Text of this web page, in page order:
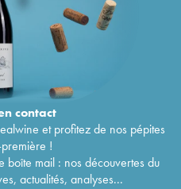
contact
et profitez de nos pépites
!
boîte mail : nos découvertes du
actualités, analyses...